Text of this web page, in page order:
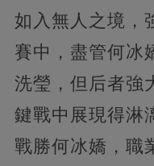
如入無人之境，
賽中，盡管何冰
洗瑩，但后者強
鍵戰中展現得淋
戰勝何冰嬌，職